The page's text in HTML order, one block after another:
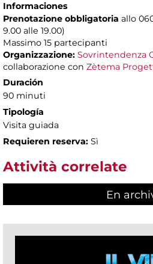
Informaciones
Prenotazione obbligatoria allo
9.00 alle 19.00)
Massimo 15 partecipanti
Organizzazione: Sovrintendenza
collaborazione con Zètema
Duración
90 minuti
Tipología
Visita guiada
Requieren reserva: Sì
Attività correlate
En